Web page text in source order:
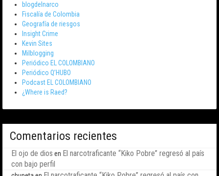
blogdelnarco
Fiscalía de Colombia
Geografía de riesgos
Insight Crime
Kevin Sites
Milblogging
Periódico EL COLOMBIANO
Periódico Q’HUBO
Podcast EL COLOMBIANO
¿Where is Raed?
Comentarios recientes
El ojo de dios en El narcotraficante “Kiko Pobre” regresó al país
con bajo perfil